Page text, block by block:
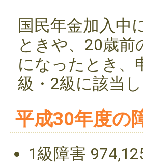
国民年金加入中
ときや、20歳
になったとき、
級・2級に該当
平成30年度の
1級障害